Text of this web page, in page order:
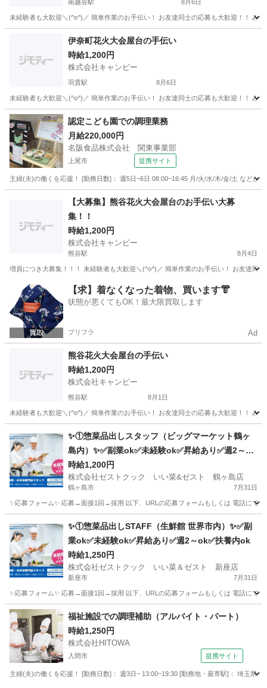
南越谷駅 8月6日
南越谷駅 飲食 屋台
伊奈町花火大会屋台の手伝い
時給1,200円
株式会社キャンビー
羽貫駅 8月6日
埼玉 北足立郡 羽貫駅 飲食 花火大会
認定こども園での調理業務
月給220,000円
名阪食品株式会社 関東事業部
上尾市 提携サイト
主婦(夫)の働くを応援！ [勤務日数]： 週5日~6日 08:00~16:45 月/火/水/木/金/土 など
キッチン
【大募集】熊谷花火大会屋台のお手伝い大募
集！！
時給1,200円
株式会社キャンビー
熊谷駅 8月4日
埼玉 熊谷市 熊谷駅 飲食 屋台
【求】着なくなった着物、買います👘
状態が悪くてもOK！最大限買取します
プリフラ Ad
熊谷花火大会屋台の手伝い
時給1,200円
株式会社キャンビー
熊谷駅 8月1日
熊谷駅 飲食 屋台
✨①惣菜品出しスタッフ（ビッグマーケット鶴ヶ
島内）✨✅副業ok✅未経験ok✅昇給あり✅週2～ok
✅扶養内ok
時給1,200円
株式会社ゼストクック いい菜&ゼスト 鶴ヶ島店
鶴ヶ島市 7月31日
✨応募フォーム✨ 応募→面接1回→採用 以下、URLの応募フォームもしくは 電話にて
キッチン
✨①惣菜品出しSTAFF（生鮮館 世界市内）✨✅副
業ok✅未経験ok✅昇給あり✅週2～ok✅扶養内ok
時給1,250円
株式会社ゼストクック いい菜＆ゼスト 新座店
新座市 7月31日
✨応募フォーム✨ 応募→面接1回→採用 以下、URLの応募フォームもしくは 電話にて
埼玉 新座市 キッチン スタッフ
福祉施設での調理補助（アルバイト・パート）
時給1,250円
株式会社HITOWA
入間市 提携サイト
主婦(夫)の働くを応援！ [勤務日数]： 週3日~ 13:00~19:30 [勤務地・最寄駅]： 埼玉県